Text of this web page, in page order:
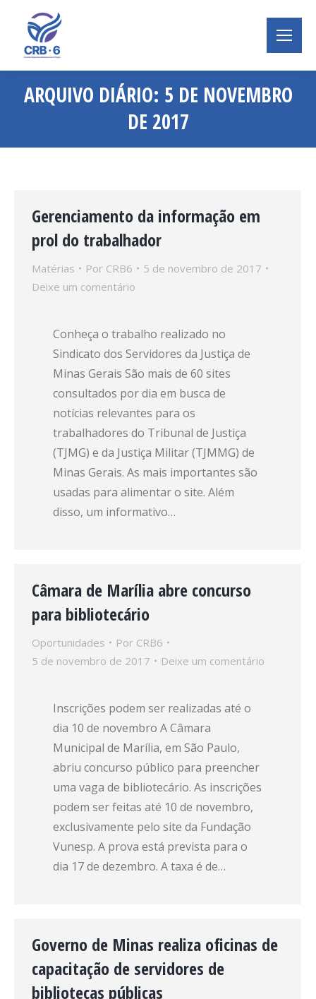
ARQUIVO DIÁRIO: 5 DE NOVEMBRO
DE 2017
Você está aqui:
Gerenciamento da informação em
prol do trabalhador
Matérias Por CRB6
5 de novembro de 2017
Deixe um comentário
Conheça o trabalho realizado no
Sindicato dos Servidores da Justiça de
Minas Gerais São mais de 60 sites
consultados por dia em busca de
notícias relevantes para os
trabalhadores do Tribunal de Justiça
(TJMG) e da Justiça Militar (TJMMG) de
Minas Gerais. As mais importantes são
usadas para alimentar o site. Além
disso, um informativo…
Câmara de Marília abre concurso
para bibliotecário
Oportunidades Por CRB6
5 de novembro de 2017
Deixe um comentário
Inscrições podem ser realizadas até o
dia 10 de novembro A Câmara
Municipal de Marília, em São Paulo,
abriu concurso público para preencher
uma vaga de bibliotecário. As inscrições
podem ser feitas até 10 de novembro,
exclusivamente pelo site da Fundação
Vunesp. A prova está prevista para o
dia 17 de dezembro. A taxa é de…
Governo de Minas realiza oficinas de
capacitação de servidores de
bibliotecas públicas